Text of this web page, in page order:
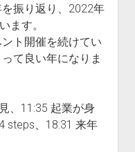
振り返り、2022年
ます。
ト開催を続けてい
て良い年になりま
、11:35 起業が身
steps、18:31 来年